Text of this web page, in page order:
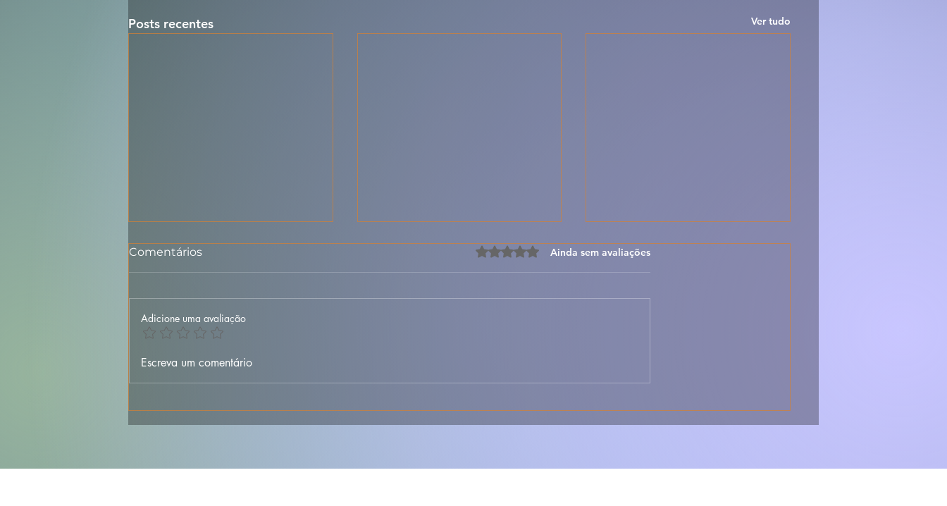
Posts recentes Ver tudo
🐟🥔 Bacalhau à
Margarida da Praça –
Deliciosa
com Arroz de Tomate –
de Sabor 🇵🇹
Comentários Avaliado com 0 de 5 estrelas.
Ainda sem avaliações
Adicione uma avaliação
Escreva um comentário